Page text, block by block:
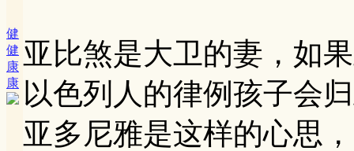
健
健
康
康
亚比煞是大卫的妻，如
以色列人的律例孩子会
亚多尼雅是这样的心思